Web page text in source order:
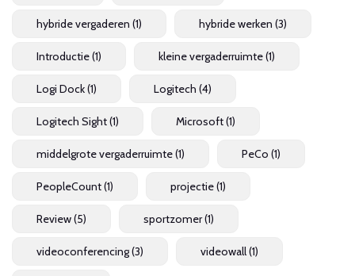
hybride vergaderen (1) hybride werken (3)
Introductie(1) kleine vergaderruimte(1)
Logi Dock(1) Logitech (4)
Logitech Sight(1) Microsoft(1)
middelgrote vergaderruimte(1) PeCo (1)
PeopleCount(1) projectie(1)
Review(5) sportzomer(1)
videoconferencing(3) videowall(1)